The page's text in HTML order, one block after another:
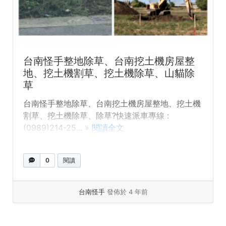
台南怪手整地除草、台南挖土機房屋整
地、挖土機割草、挖土機除草、山貓除
草
台南怪手整地除草、台南挖土機房屋整地、挖土機
割草、挖土機除草、除草?快速派車專線 :
(0989)214-25... » 閱讀全文
0 閱讀
台南怪手 發佈於 4 年前